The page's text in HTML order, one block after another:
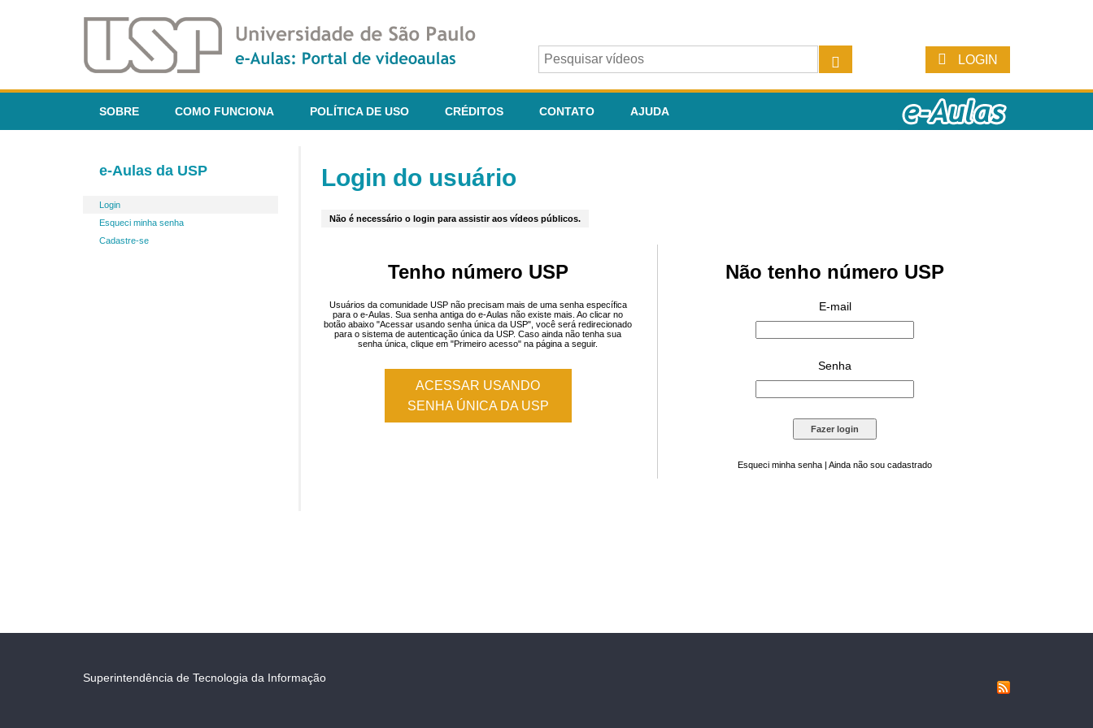
LOGIN
SOBRE COMO FUNCIONA POLÍTICA DE USO CRÉDITOS CONTATO AJUDA
e-Aulas da USP
Login
Esqueci minha senha
Cadastre-se
Login do usuário
Não é necessário o login para assistir aos vídeos públicos.
Tenho número USP
Usuários da comunidade USP não precisam mais de uma senha específica
para o e-Aulas. Sua senha antiga do e-Aulas não existe mais. Ao clicar no
botão abaixo "Acessar usando senha única da USP", você será redirecionado
para o sistema de autenticação única da USP. Caso ainda não tenha sua
senha única, clique em "Primeiro acesso" na página a seguir.
ACESSAR USANDO
SENHA ÚNICA DA USP
Não tenho número USP
E-mail
Senha
Esqueci minha senha | Ainda não sou cadastrado
Superintendência de Tecnologia da Informação